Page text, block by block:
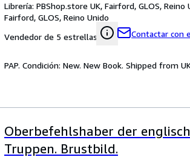
Librería: PBShop.store UK, Fairford, GLOS, Reino
Fairford, GLOS, Reino Unido
Vendedor de 5 estrellas
Contactar con
PAP. Condición: New. New Book. Shipped from
Oberbefehlshaber der
Truppen. Brustbild.